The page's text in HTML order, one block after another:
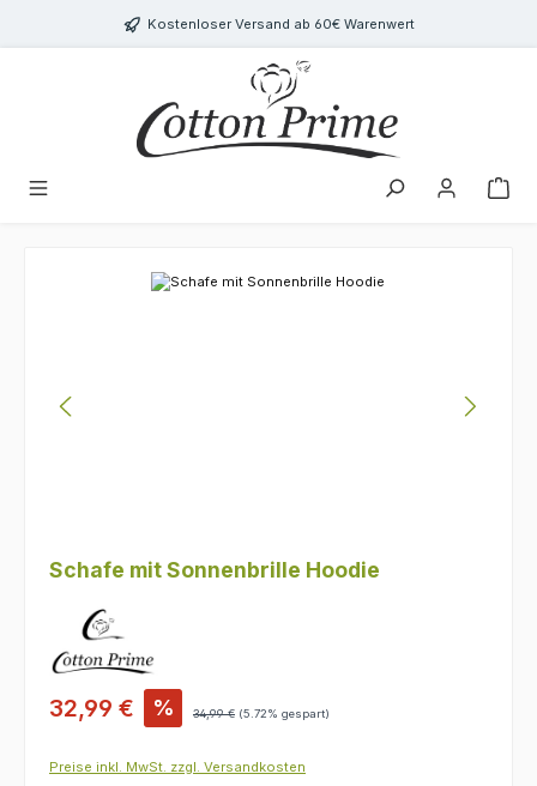
Zum Hauptinhalt springenKostenloser Versand ab 60€ Warenwert
Bildergalerie überspringen
Schafe mit Sonnenbrille Hoodie
Verkaufspreis:
32,99 € % Regulärer Preis:
34,99 € (5.72% gespart)
Preise inkl. MwSt. zzgl. Versandkosten